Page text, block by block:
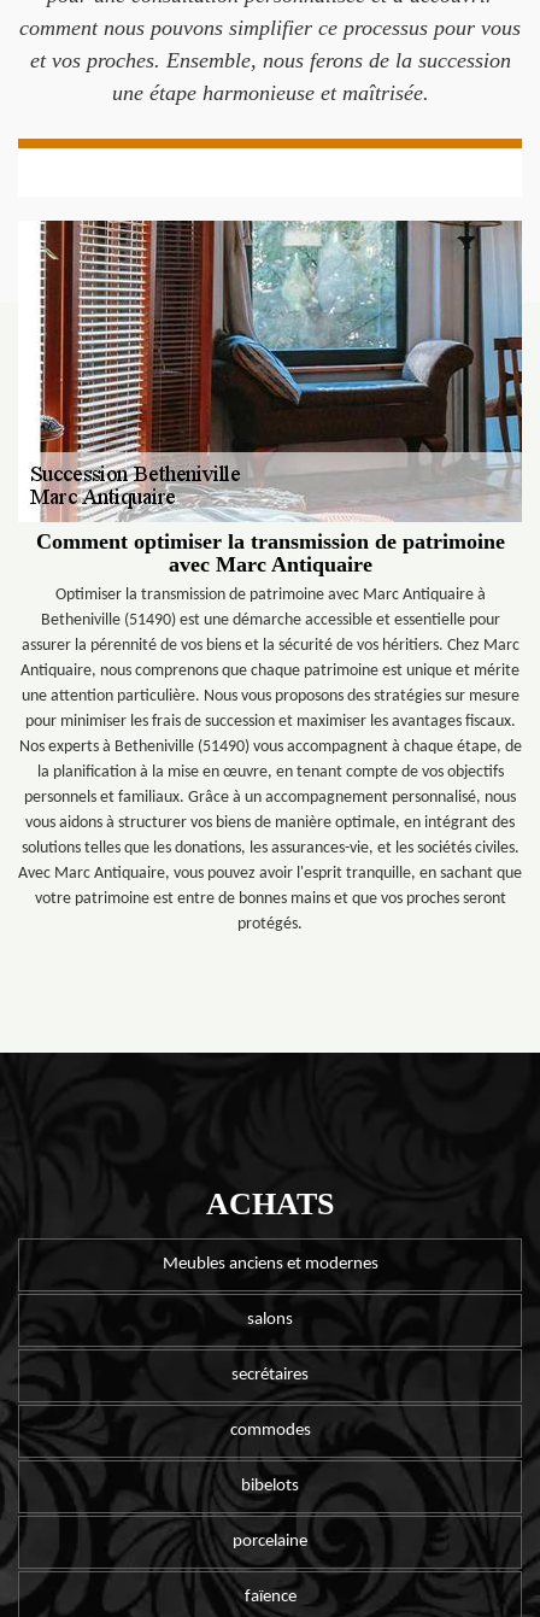
comment nous pouvons simplifier ce processus pour vous
et vos proches. Ensemble, nous ferons de la succession
une étape harmonieuse et maîtrisée.
Comment optimiser la transmission de patrimoine
avec Marc Antiquaire
Optimiser la transmission de patrimoine avec Marc Antiquaire à
Betheniville (51490) est une démarche accessible et essentielle pour
assurer la pérennité de vos biens et la sécurité de vos héritiers. Chez Marc
Antiquaire, nous comprenons que chaque patrimoine est unique et mérite
une attention particulière. Nous vous proposons des stratégies sur mesure
pour minimiser les frais de succession et maximiser les avantages fiscaux.
Nos experts à Betheniville (51490) vous accompagnent à chaque étape, de
la planification à la mise en œuvre, en tenant compte de vos objectifs
personnels et familiaux. Grâce à un accompagnement personnalisé, nous
vous aidons à structurer vos biens de manière optimale, en intégrant des
solutions telles que les donations, les assurances-vie, et les sociétés civiles.
Avec Marc Antiquaire, vous pouvez avoir l'esprit tranquille, en sachant que
votre patrimoine est entre de bonnes mains et que vos proches seront
protégés.
ACHATS
Meubles anciens et modernes
salons
secrétaires
commodes
bibelots
porcelaine
faïence